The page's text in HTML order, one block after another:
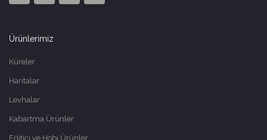
Ürünlerimiz
Küreler
Haritalar
Levhalar
Kabartma Ürünler
Eğitici ve Hobi Ürünler